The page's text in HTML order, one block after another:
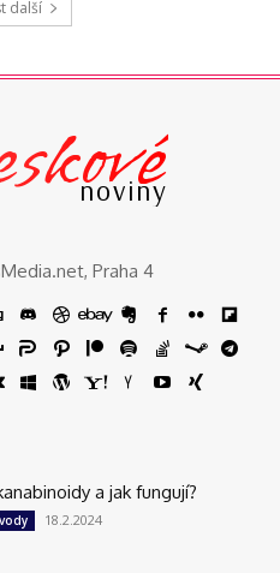
další
noviny
Praha 4
a jak fungují?
18.2.2024